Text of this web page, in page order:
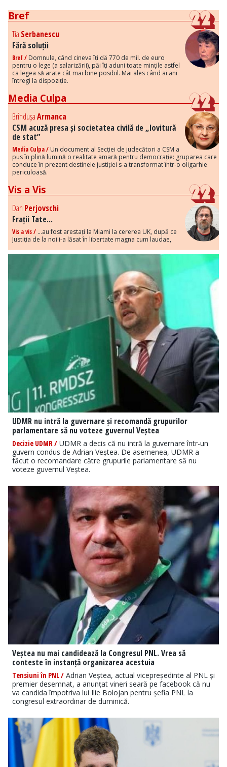
Bref
Tia Serbanescu
Fără soluții
Bref / Domnule, când cineva îți dă 770 de mil. de euro
pentru o lege (a salarizării), păi îți aduni toate mințile astfel
ca legea să arate cât mai bine posibil. Mai ales când ai ani
întregi la dispoziție.
Media Culpa
BrîndușaArmanca
CSM acuză presa și societatea civilă de „lovitură
de stat”
Media Culpa / Un document al Secției de judecători a CSM a
pus în plină lumină o realitate amară pentru democrație: gruparea care
conduce în prezent destinele justiției s-a transformat într-o oligarhie
periculoasă.
Vis a Vis
Dan Perjovschi
Frații Tate...
Vis a vis / ...au fost arestați la Miami la cererea UK, după ce
Justiția de la noi i-a lăsat în libertate magna cum laudae,
UDMR nu intră la guvernare și recomandă grupurilor
parlamentare să nu voteze guvernul Veștea
Decizie UDMR / UDMR a decis că nu intră la guvernare într-un
guvern condus de Adrian Veștea. De asemenea, UDMR a
făcut o recomandare către grupurile parlamentare să nu
voteze guvernul Veștea.
Veștea nu mai candidează la Congresul PNL. Vrea să
conteste în instanță organizarea acestuia
Tensiuni în PNL / Adrian Veștea, actual vicepreședinte al PNL și
premier desemnat, a anunțat vineri seară pe facebook că nu
va candida împotriva lui Ilie Bolojan pentru șefia PNL la
congresul extraordinar de duminică.